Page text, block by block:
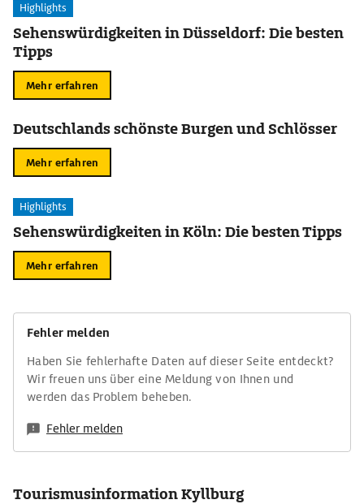
Highlights
Sehenswürdigkeiten in Düsseldorf: Die besten
Tipps
Mehr erfahren
Deutschlands schönste Burgen und Schlösser
Mehr erfahren
Highlights
Sehenswürdigkeiten in Köln: Die besten Tipps
Mehr erfahren
Fehler melden
Haben Sie fehlerhafte Daten auf dieser Seite entdeckt?
Wir freuen uns über eine Meldung von Ihnen und
werden das Problem beheben.
Fehler melden
Tourismusinformation Kyllburg